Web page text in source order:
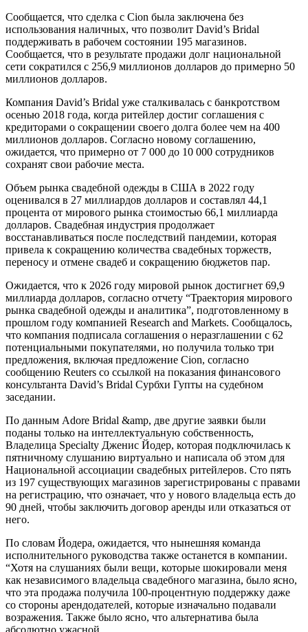
Сообщается, что сделка с Cion была заключена без
использования наличных, что позволит David’s Bridal
поддерживать в рабочем состоянии 195 магазинов.
Сообщается, что в результате продажи долг национальной
сети сократился с 256,9 миллионов долларов до примерно 50
миллионов долларов.
Компания David’s Bridal уже сталкивалась с банкротством
осенью 2018 года, когда ритейлер достиг соглашения с
кредиторами о сокращении своего долга более чем на 400
миллионов долларов. Согласно новому соглашению,
ожидается, что примерно от 7 000 до 10 000 сотрудников
сохранят свои рабочие места.
Объем рынка свадебной одежды в США в 2022 году
оценивался в 27 миллиардов долларов и составлял 44,1
процента от мирового рынка стоимостью 66,1 миллиарда
долларов. Свадебная индустрия продолжает
восстанавливаться после последствий пандемии, которая
привела к сокращению количества свадебных торжеств,
переносу и отмене свадеб и сокращению бюджетов пар.
Ожидается, что к 2026 году мировой рынок достигнет 69,9
миллиарда долларов, согласно отчету “Траектория мирового
рынка свадебной одежды и аналитика”, подготовленному в
прошлом году компанией Research and Markets. Сообщалось,
что компания подписала соглашения о неразглашении с 62
потенциальными покупателями, но получила только три
предложения, включая предложение Cion, согласно
сообщению Reuters со ссылкой на показания финансового
консультанта David’s Bridal Сурбхи Гупты на судебном
заседании.
По данным Adore Bridal &amp, две другие заявки были
поданы только на интеллектуальную собственность,
Владелица Specialty Дженис Йодер, которая подключилась к
пятничному слушанию виртуально и написала об этом для
Национальной ассоциации свадебных ритейлеров. Сто пять
из 197 существующих магазинов зарегистрированы с правами
на регистрацию, что означает, что у нового владельца есть до
90 дней, чтобы заключить договор аренды или отказаться от
него.
По словам Йодера, ожидается, что нынешняя команда
исполнительного руководства также останется в компании.
“Хотя на слушаниях были вещи, которые шокировали меня
как независимого владельца свадебного магазина, было ясно,
что эта продажа получила 100-процентную поддержку даже
со стороны арендодателей, которые изначально подавали
возражения. Также было ясно, что альтернатива была
абсолютно ужасной.